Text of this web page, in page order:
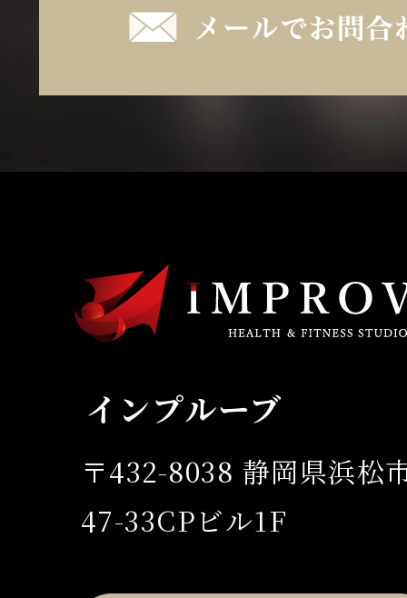
インプルーブ
〒432-8038 静岡県浜松
47-33CPビル1F